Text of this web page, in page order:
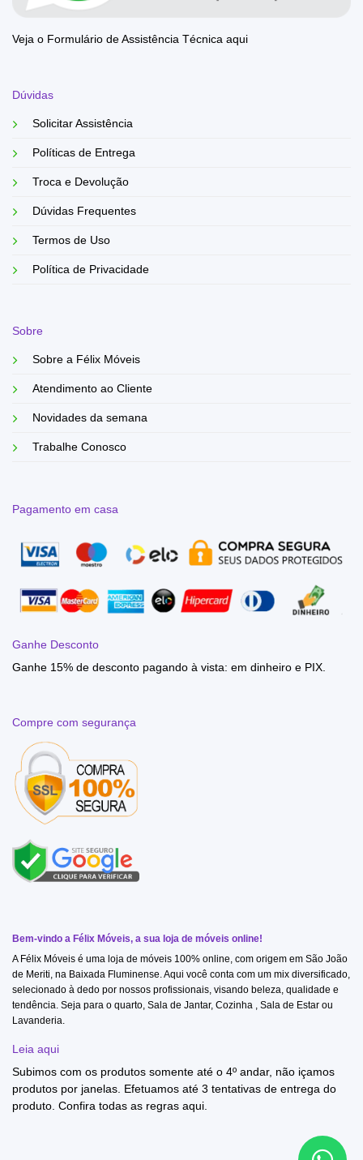
Veja o Formulário de Assistência Técnica aqui
Dúvidas
Solicitar Assistência
Políticas de Entrega
Troca e Devolução
Dúvidas Frequentes
Termos de Uso
Política de Privacidade
Sobre
Sobre a Félix Móveis
Atendimento ao Cliente
Novidades da semana
Trabalhe Conosco
Pagamento em casa
Ganhe Desconto
Ganhe 15% de desconto pagando à vista: em dinheiro e PIX.
Compre com segurança
Bem-vindo a Félix Móveis, a sua loja de móveis online!
A Félix Móveis é uma loja de móveis 100% online, com origem em São João
de Meriti, na Baixada Fluminense. Aqui você conta com um mix diversificado,
selecionado à dedo por nossos profissionais, visando beleza, qualidade e
tendência. Seja para o quarto, Sala de Jantar, Cozinha , Sala de Estar ou
Lavanderia.
Leia aqui
Subimos com os produtos somente até o 4º andar, não içamos
produtos por janelas. Efetuamos até 3 tentativas de entrega do
produto. Confira todas as regras aqui